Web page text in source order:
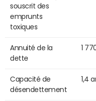
souscrit des
emprunts
toxiques
Annuité de la
dette
1
Capacité de
désendettement
1,4